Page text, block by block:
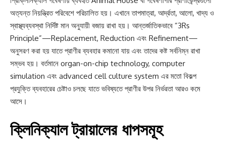
অত্যন্ত নিয়ন্ত্রিত পরিবেশে পরিচালিত হয়। এখানে তাপমাত্রা, আর্দ্রতা, আলো, খাদ্য ও
স্বাস্থ্যব্যবস্থা নির্দিষ্ট মান অনুযায়ী বজায় রাখা হয়। আন্তর্জাতিকভাবে “3Rs
Principle”—Replacement, Reduction এবং Refinement—
অনুসরণ করা হয় যাতে প্রাণীর ব্যবহার কমানো যায় এবং তাদের কষ্ট সর্বনিম্ন রাখা
সম্ভব হয়। বর্তমানে organ-on-chip technology, computer
simulation এবং advanced cell culture system এর মতো বিকল্প
প্রযুক্তি ব্যবহারের চেষ্টাও চলছে যাতে ভবিষ্যতে প্রাণীর উপর নির্ভরতা আরও কমে
আসে।
ক্লিনিক্যাল ট্রায়ালের ধাপসমূহ